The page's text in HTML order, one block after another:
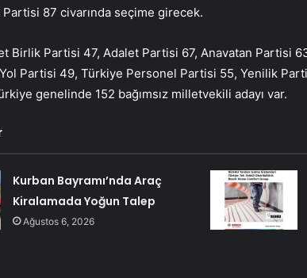
87 civarında seçime girecek.
Birlik Partisi 47, Adalet Partisi 67, Anavatan Partisi
Partisi 49, Türkiye Personel Partisi 55, Yenilik
genelinde 152 bağımsız milletvekili adayı var.
Kurban Bayramı’nda Araç
Kiralamada Yoğun Talep
Ağustos 6, 2026